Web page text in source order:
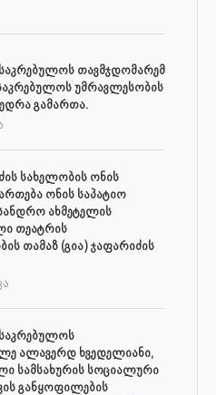
თავმჯდომარემ
უმრავლესობის
გამართა.
სახელობის ონის
ონის საპატიო
ახმეტელის
თეატრის
თამაზ (გია) ჯაფარიძის
ალავერდ ხვედელიანი,
სამსახურის სოციალური
განყოფილების